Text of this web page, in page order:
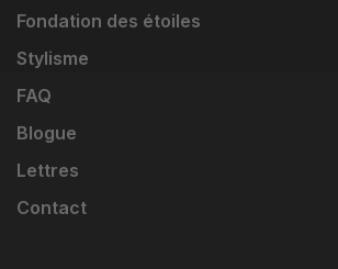
Fondation des étoiles
Stylisme
FAQ
Blogue
Lettres
Contact